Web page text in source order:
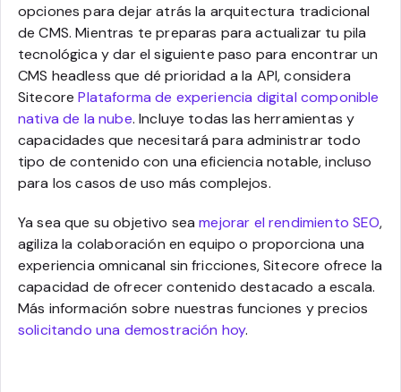
opciones para dejar atrás la arquitectura tradicional
de CMS. Mientras te preparas para actualizar tu pila
tecnológica y dar el siguiente paso para encontrar un
CMS headless que dé prioridad a la API, considera
SitecorePlataforma de experiencia digital componible
nativa de la nube. Incluye todas las herramientas y
capacidades que necesitará para administrar todo
tipo de contenido con una eficiencia notable, incluso
para los casos de uso más complejos.
Ya sea que su objetivo seamejorar el rendimiento SEO,
agiliza la colaboración en equipo o proporciona una
experiencia omnicanal sin fricciones, Sitecore ofrece la
capacidad de ofrecer contenido destacado a escala.
Más información sobre nuestras funciones y precios
solicitando una demostración hoy.